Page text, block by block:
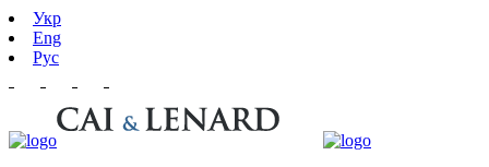
Укр
Eng
Рус